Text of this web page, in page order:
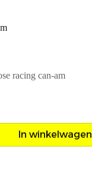
racing can-am
In winkelwagen